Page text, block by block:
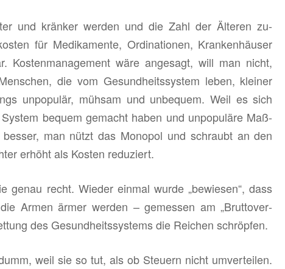
und krän­ker wer­den und die Zahl der Äl­te­ren zu­
für Me­di­ka­men­te, Or­di­na­tio­nen, Kran­ken­häu­ser
Kos­ten­ma­nage­ment wäre an­ge­sagt, will man nicht,
die vom Ge­sund­heits­sys­tem leben, klei­ner
un­po­pu­lär, müh­sam und un­be­quem. Weil es sich
be­quem ge­macht haben und un­po­pu­lä­re Maß­
man nützt das Mo­no­pol und schraubt an den
er­höht als Kos­ten re­du­ziert.
genau recht. Wie­der ein­mal wurde „be­wie­sen“, dass
Armen ärmer wer­den – ge­mes­sen am „Brut­to­ver­
des Ge­sund­heits­sys­tems die Rei­chen schröp­fen.
weil sie so tut, als ob Steu­ern nicht um­ver­tei­len.